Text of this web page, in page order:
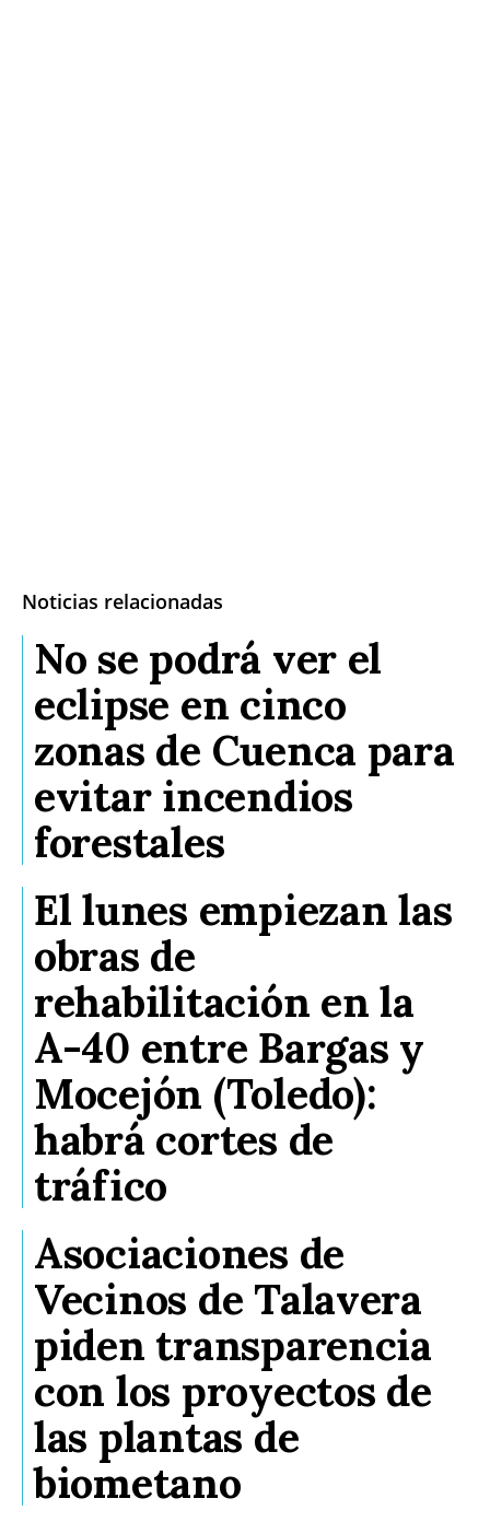
Noticias relacionadas
No se podrá ver el
eclipse en cinco
zonas de Cuenca para
evitar incendios
forestales
El lunes empiezan las
obras de
rehabilitación en la
A-40 entre Bargas y
Mocejón (Toledo):
habrá cortes de
tráfico
Asociaciones de
Vecinos de Talavera
piden transparencia
con los proyectos de
las plantas de
biometano